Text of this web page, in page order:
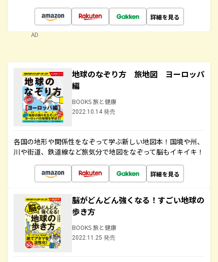
詳細を見る
AD
地球のなぞり方 旅地図 ヨーロッパ
編
BOOKS 旅と健康
2022.10.14 発売
各国の地形や関係性をなぞって学ぶ新しい地図本！国境や州、
川や街道、鉄道線など旅気分で地図をなぞって脳もイキイキ！
詳細を見る
脳がどんどん強くなる！すごい地球の
歩き方
BOOKS 旅と健康
2022.11.25 発売